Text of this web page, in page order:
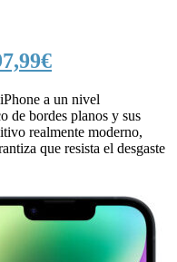
a un nivel
de bordes planos y sus
realmente moderno,
que resista el desgaste